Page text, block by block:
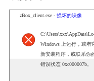
zBox_client.exe - 损坏的映像
Windows 上运行，或
新安装程序，或联系你
错误状态 0xc000007b。